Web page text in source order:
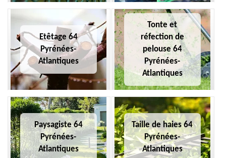
Etêtage 64
Pyrénées-
Atlantiques
Tonte et
réfection de
pelouse 64
Pyrénées-
Atlantiques
Paysagiste 64
Pyrénées-
Atlantiques
Taille de haies 64
Pyrénées-
Atlantiques